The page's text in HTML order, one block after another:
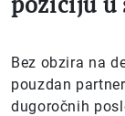
Bez obzira na
pouzdan
dugoročnih